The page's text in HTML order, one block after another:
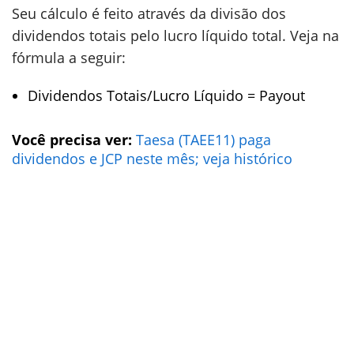
Seu cálculo é feito através da divisão dos
dividendos totais pelo lucro líquido total. Veja na
fórmula a seguir:
Dividendos Totais/Lucro Líquido = Payout
Você precisa ver: Taesa (TAEE11) paga
dividendos e JCP neste mês; veja histórico